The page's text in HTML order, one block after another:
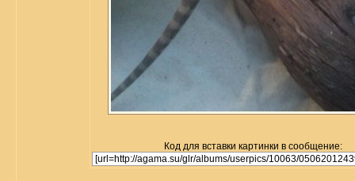
Код для вставки картинки в сообщение: